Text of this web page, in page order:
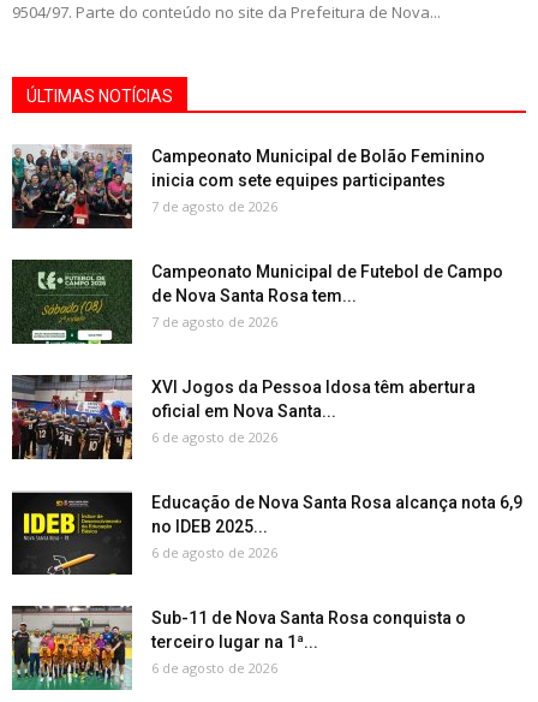
9504/97. Parte do conteúdo no site da Prefeitura de Nova...
ÚLTIMAS NOTÍCIAS
Campeonato Municipal de Bolão Feminino
inicia com sete equipes participantes
7 de agosto de 2026
Campeonato Municipal de Futebol de Campo
de Nova Santa Rosa tem...
7 de agosto de 2026
XVI Jogos da Pessoa Idosa têm abertura
oficial em Nova Santa...
6 de agosto de 2026
Educação de Nova Santa Rosa alcança nota 6,9
no IDEB 2025...
6 de agosto de 2026
Sub-11 de Nova Santa Rosa conquista o
terceiro lugar na 1ª...
6 de agosto de 2026